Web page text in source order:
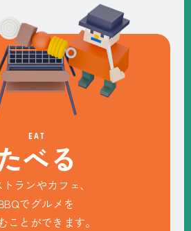
EAT
べる
トランやカフェ、
でグルメを
ことができます。